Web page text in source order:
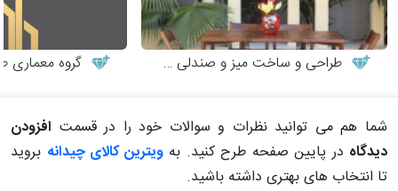
طراحی و ساخت میز و صندلی چوبی گروه معماری
شما هم می توانید نظرات و سوالات خود را در قسمت افزودن
دیدگاه در پایین صفحه طرح کنید. بهویترین کالای چیدانه بروید
تا انتخاب های بهتری داشته باشید.